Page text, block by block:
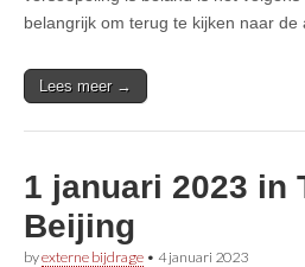
belangrijk om terug te kijken naar de
Lees meer →
1 januari 2023 in
Beijing
byexterne bijdrage • 4 januari 2023